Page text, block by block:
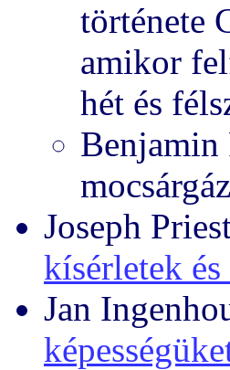
története
amikor
hét és
Joseph
kísérletek
Jan